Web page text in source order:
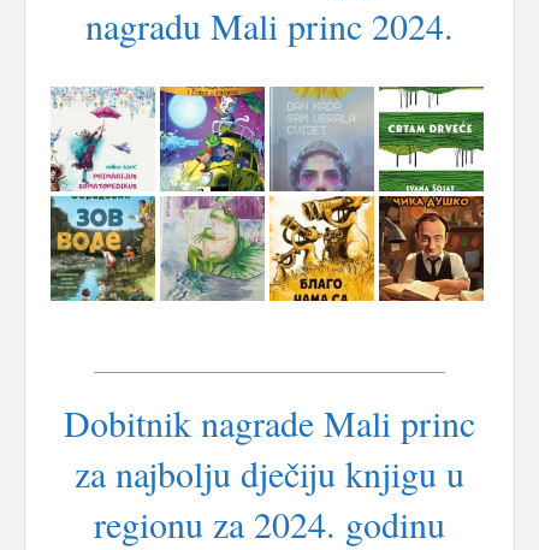
nagradu Mali princ 2024.
Dobitnik nagrade Mali princ
za najbolju dječiju knjigu u
regionu za 2024. godinu